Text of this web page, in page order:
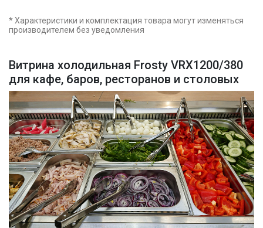
Витрина холодильная Frosty VRX1200/380
для кафе, баров, ресторанов и столовых
* Характеристики и комплектация товара могут изменяться
производителем без уведомления